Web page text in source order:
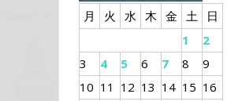
月
火 水 木 金 土
日
1
2
3
4 5 6 7 8
9
10 11 12 13 14 15 16